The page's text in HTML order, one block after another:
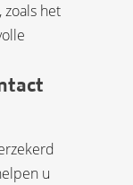
zoals het
u